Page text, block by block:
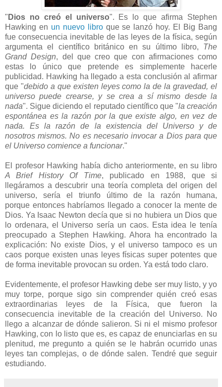
" Dios no creó el universo". Es lo que afirma Stephen
Hawking en un nuevo libroque se lanzó hoy. El Big Bang
fue consecuencia inevitable de las leyes de la física, según
argumenta el científico británico en su último libro, The
Grand Design, del que creo que con afirmaciones como
estas lo único que pretende es simplemente hacerle
publicidad. Hawking ha llegado a esta conclusión al afirmar
que "debido a que existen leyes como la de la gravedad, el
universo puede crearse, y se crea a sí mismo desde la
nada". Sigue diciendo el reputado científico que "la creación
espontánea es la razón por la que existe algo, en vez de
nada. Es la razón de la existencia del Universo y de
nosotros mismos. No es necesario invocar a Dios para que
el Universo comience a funcionar."
El profesor Hawking había dicho anteriormente, en su libro
A Brief History Of Time, publicado en 1988, que si
llegáramos a descubrir una teoría completa del origen del
universo, sería el triunfo último de la razón humana,
porque entonces habríamos llegado a conocer la mente de
Dios. Ya Isaac Newton decía que si no hubiera un Dios que
lo ordenara, el Universo sería un caos. Esta idea le tenía
preocupado a Stephen Hawking. Ahora ha encontrado la
explicación: No existe Dios, y el universo tampoco es un
caos porque existen unas leyes físicas super potentes que
de forma inevitable provocan su orden. Ya está todo claro.
Evidentemente, el profesor Hawking debe ser muy listo, y yo
muy torpe, porque sigo sin comprender quién creó esas
extraordinarias leyes de la Física, que fueron la
consecuencia inevitable de la creación del Universo. No
llego a alcanzar de dónde salieron. Si ni el mismo profesor
Hawking, con lo listo que es, es capaz de enunciarlas en su
plenitud, me pregunto a quién se le habrán ocurrido unas
leyes tan complejas, o de dónde salen. Tendré que seguir
estudiando.